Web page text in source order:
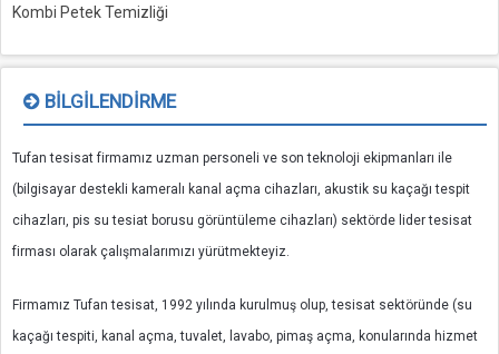
Kombi Petek Temizliği
BILGILENDIRME
Tufan tesisat firmamız uzman personeli ve son teknoloji ekipmanları ile
(bilgisayar destekli kameralı kanal açma cihazları, akustik su kaçağı tespit
cihazları, pis su tesiat borusu görüntüleme cihazları) sektörde lider tesisat
firması olarak çalışmalarımızı yürütmekteyiz.
Firmamız Tufan tesisat, 1992 yılında kurulmuş olup, tesisat sektöründe (su
kaçağı tespiti, kanal açma, tuvalet, lavabo, pimaş açma, konularında hizmet